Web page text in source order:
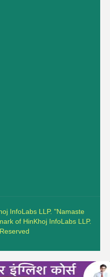
InfoLabs LLP. "Namaste
of HinKhoj InfoLabs LLP.